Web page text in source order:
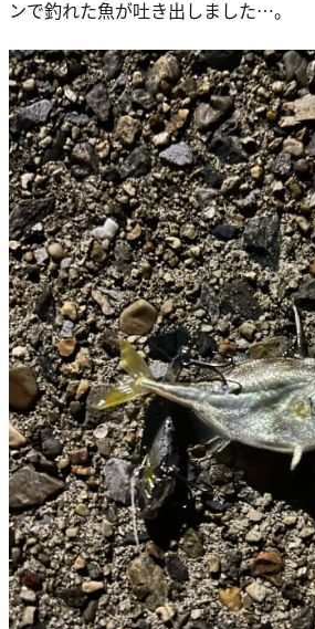
ンで釣れた魚が吐き出しました…。